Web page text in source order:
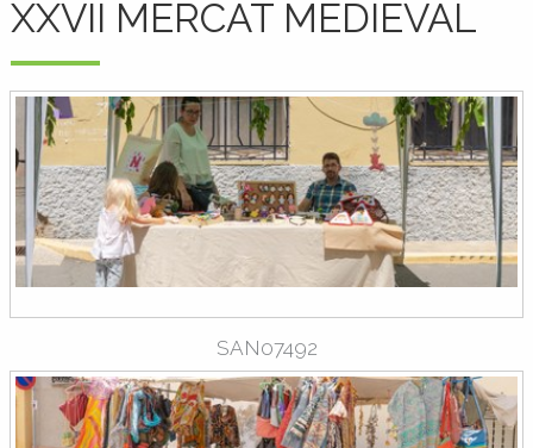
XXVII MERCAT MEDIEVAL
SAN07492